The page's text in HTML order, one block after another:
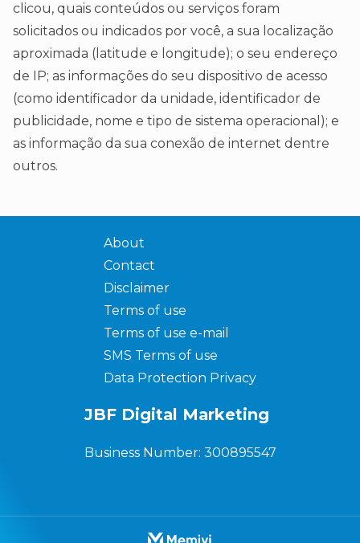
clicou, quais conteúdos ou serviços foram
solicitados ou indicados por você, a sua localização
aproximada (latitude e longitude); o seu endereço
de IP; as informações do seu dispositivo de acesso
(como identificador da unidade, identificador de
publicidade, nome e tipo de sistema operacional); e
as informação da sua conexão de internet dentre
outros.
About
Contact
Disclaimer
Terms of use
Terms of use e-mail
SMS Terms of use
Data Protection Privacy
JBF Digital Marketing
Business Number: 300895547